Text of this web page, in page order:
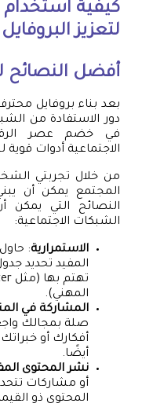
كيفية استخدام
لتعزيز البروفايل
أفضل النصائح
بعد بناء بروفايل
دور الاستفادة من
في خضم عصر
الاجتماعية أدوات قوية
من خلال تجربتي
المجتمع يمكن أن
النصائح التي
الشبكات الاجتماعية:
الاستمرارية:
المفيد تحديد
المهني).
المشاركة في
صلة بمجالك
أفكارك أو
أيضًا.
نشر المحتوى
أو مشاركات
المحتوى ذو